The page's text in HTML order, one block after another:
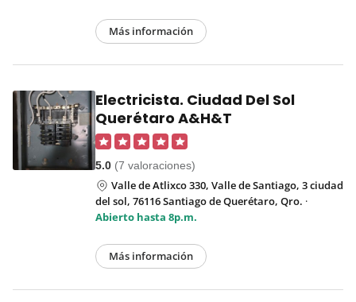
Más información
Electricista. Ciudad Del Sol
Querétaro A&H&T
5.0 (7 valoraciones)
Valle de Atlixco 330, Valle de Santiago, 3 ciudad
del sol, 76116 Santiago de Querétaro, Qro. ·
Abierto hasta 8p.m.
Más información